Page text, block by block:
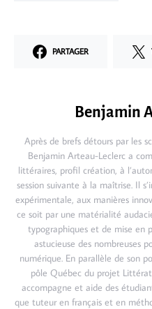
PARTAGER
Benjamin
Après de brefs détours par les
Benjamin Arteau-Leclerc a
littéraires, profil création, à
session suivante à la maîtrise. Il
expérimentale, aux manières
ce soit par une matérialité
typographiques et de mise en
astucieuse des nombreuses
numérique. En parallèle de son
pôle Québec du projet
accompagne et aide des
que tuteur en français et en